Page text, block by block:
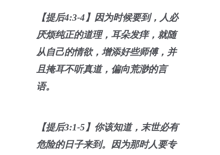
【提后4:3-4】因为时候要到，人必
厌烦纯正的道理，耳朵发痒，就随
从自己的情欲，增添好些师傅，并
且掩耳不听真道，偏向荒渺的言
语。
【提后3:1-5】你该知道，末世必有
危险的日子来到。因为那时人要专